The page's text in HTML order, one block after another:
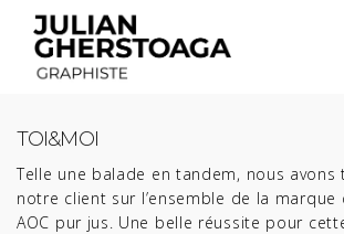
TOI&MOI
Telle une balade en tandem, nous avons
notre client sur l’ensemble de la marque
AOC pur jus. Une belle réussite pour